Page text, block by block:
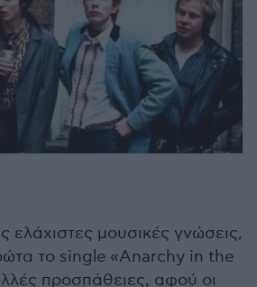
ελάχιστες μουσικές γνώσεις,
το single «Anarchy in the
προσπάθειες, αφού οι